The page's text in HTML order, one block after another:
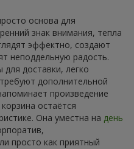
основа для
знак внимания, тепла
эффектно, создают
неподдельную радость.
доставки, легко
дополнительной
произведение
остаётся
Она уместна на день
просто как приятный